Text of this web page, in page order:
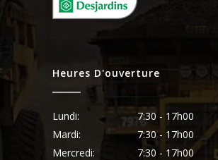
Heures D'ouverture
Lundi:
7:30 - 17h00
Mardi:
7:30 - 17h00
Mercredi:
7:30 - 17h00